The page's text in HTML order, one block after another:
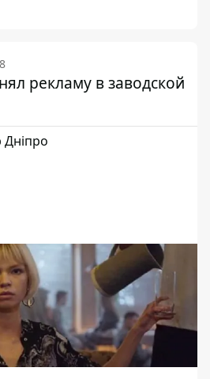
рекламу в заводской